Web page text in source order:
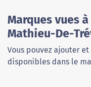
Marques vues
Mathieu-De-
Vous pouvez ajouter
disponibles dans le